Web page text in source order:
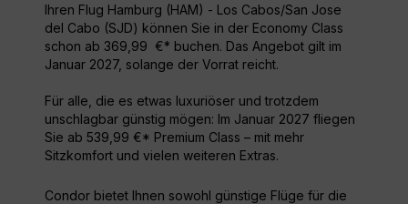
Ihren Flug Hamburg (HAM) - Los Cabos/San Jose
del Cabo (SJD) können Sie in der Economy Class
schon ab 369,99 €* buchen. Das Angebot gilt im
Januar 2027, solange der Vorrat reicht.
Für alle, die es etwas luxuriöser und trotzdem
unschlagbar günstig mögen: Im Januar 2027 fliegen
Sie ab 539,99 €* Premium Class – mit mehr
Sitzkomfort und vielen weiteren Extras.
Condor bietet Ihnen sowohl günstige Flüge für die